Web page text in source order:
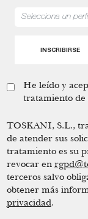
He leído y
tratamiento de
TOSKANI, S.L.,
de atender sus
tratamiento es su
revocar en
terceros salvo
obtener más
privacidad.